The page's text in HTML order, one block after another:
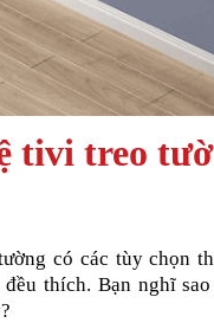
tivi treo
có các tùy chọn
thích. Bạn nghĩ